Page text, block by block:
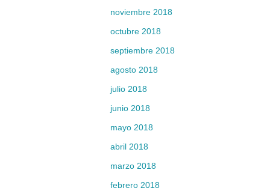
noviembre 2018
octubre 2018
septiembre 2018
agosto 2018
julio 2018
junio 2018
mayo 2018
abril 2018
marzo 2018
febrero 2018